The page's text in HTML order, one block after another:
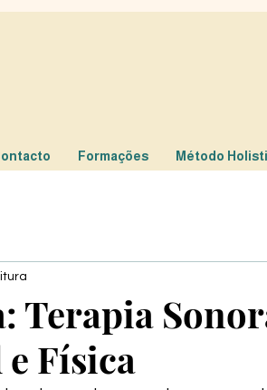
Formações Método
Terapia
Física